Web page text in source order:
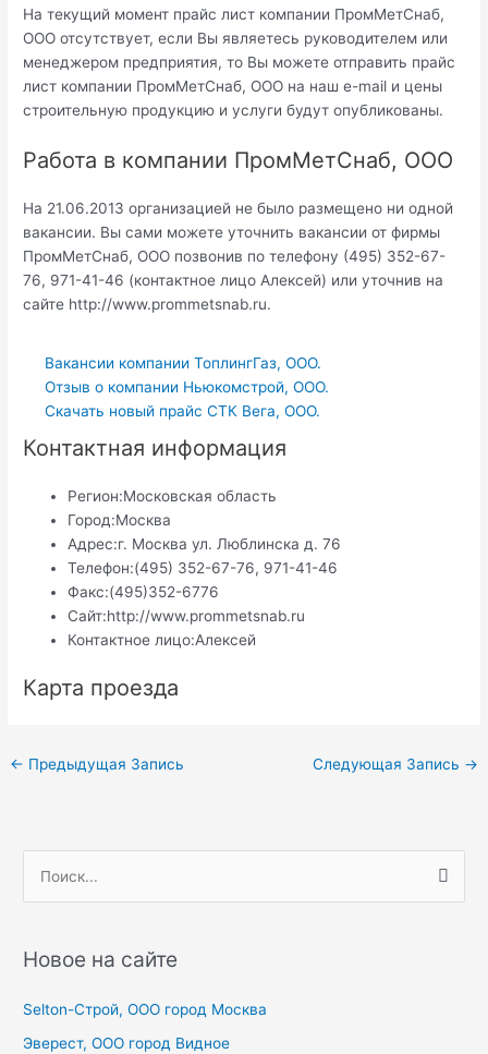
На текущий момент прайс лист компании ПромМетСнаб,
ООО отсутствует, если Вы являетесь руководителем или
менеджером предприятия, то Вы можете отправить прайс
лист компании ПромМетСнаб, ООО на наш e-mail и цены
строительную продукцию и услуги будут опубликованы.
Работа в компании ПромМетСнаб, ООО
На 21.06.2013 организацией не было размещено ни одной
вакансии. Вы сами можете уточнить вакансии от фирмы
ПромМетСнаб, ООО позвонив по телефону (495) 352-67-
76, 971-41-46 (контактное лицо Алексей) или уточнив на
сайте http://www.prommetsnab.ru.
Вакансии компании ТоплингГаз, ООО.
Отзыв о компании Ньюкомстрой, ООО.
Скачать новый прайс СТК Вега, ООО.
Контактная информация
Регион:Московская область
Город:Москва
Адрес:г. Москва ул. Люблинска д. 76
Телефон:(495) 352-67-76, 971-41-46
Факс:(495)352-6776
Сайт:http://www.prommetsnab.ru
Контактное лицо:Алексей
Карта проезда
Навигация
← Предыдущая Запись Следующая Запись →
с
:
Новое на сайте
Selton-Строй, OOO город Москва
Эверест, ООО город Видное